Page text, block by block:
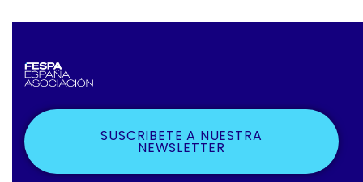
SUSCRIBETE A NUESTRA
NEWSLETTER